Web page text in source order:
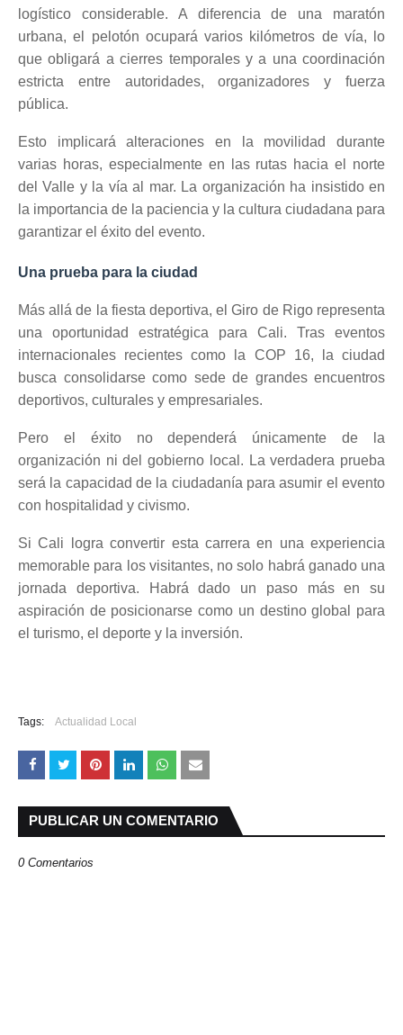
logístico considerable. A diferencia de una maratón
urbana, el pelotón ocupará varios kilómetros de vía, lo
que obligará a cierres temporales y a una coordinación
estricta entre autoridades, organizadores y fuerza
pública.
Esto implicará alteraciones en la movilidad durante
varias horas, especialmente en las rutas hacia el norte
del Valle y la vía al mar. La organización ha insistido en
la importancia de la paciencia y la cultura ciudadana para
garantizar el éxito del evento.
Una prueba para la ciudad
Más allá de la fiesta deportiva, el Giro de Rigo representa
una oportunidad estratégica para Cali. Tras eventos
internacionales recientes como la COP 16, la ciudad
busca consolidarse como sede de grandes encuentros
deportivos, culturales y empresariales.
Pero el éxito no dependerá únicamente de la
organización ni del gobierno local. La verdadera prueba
será la capacidad de la ciudadanía para asumir el evento
con hospitalidad y civismo.
Si Cali logra convertir esta carrera en una experiencia
memorable para los visitantes, no solo habrá ganado una
jornada deportiva. Habrá dado un paso más en su
aspiración de posicionarse como un destino global para
el turismo, el deporte y la inversión.
Tags: Actualidad Local
PUBLICAR UN COMENTARIO
0 Comentarios